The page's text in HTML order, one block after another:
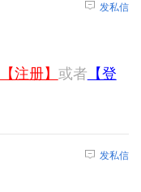
发私信
【注册】 或者 【登
发私信